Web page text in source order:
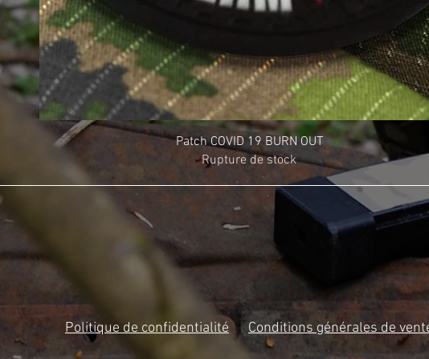
Patch COVID 19 BURN OUT
Rupture de stock
Politique de confidentialité Conditions générales de